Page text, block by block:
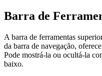
Barra de
A barra de ferramentas
da barra de navegação,
Pode mostrá-la ou ocultá-la
baixo.